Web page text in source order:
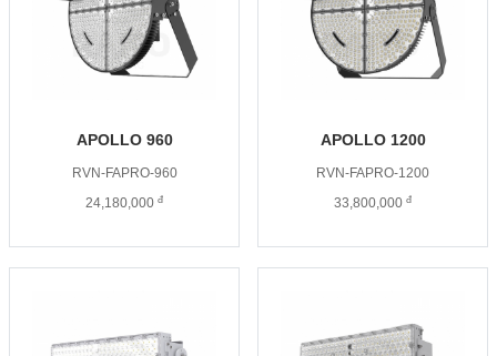
APOLLO 960
RVN-FAPRO-960
24,180,000 đ
APOLLO 1200
RVN-FAPRO-1200
33,800,000 đ